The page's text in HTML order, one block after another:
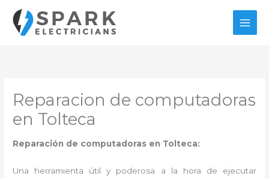
contenido
Reparacion de computadoras
en Tolteca
Reparación de computadoras en Tolteca:
Una herramienta útil y poderosa a la hora de ejecutar